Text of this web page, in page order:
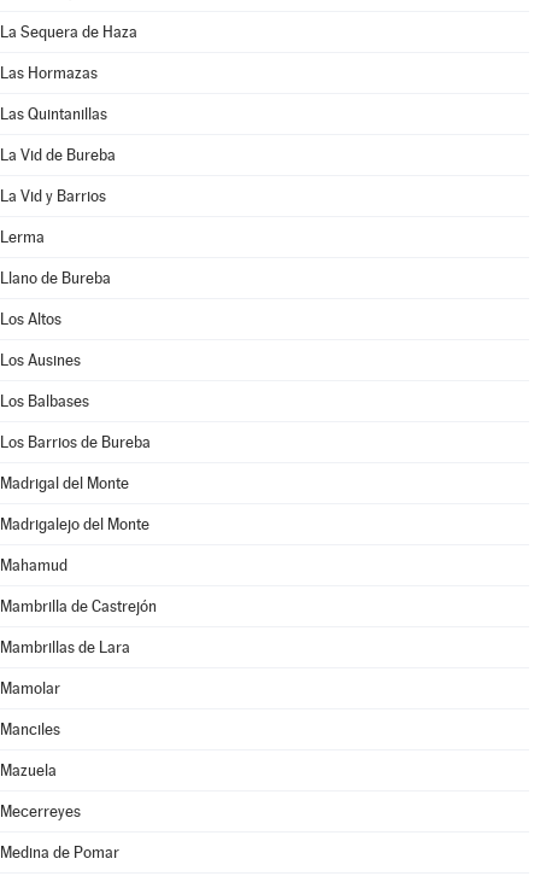
La Sequera de Haza
Las Hormazas
Las Quintanillas
La Vid de Bureba
La Vid y Barrios
Lerma
Llano de Bureba
Los Altos
Los Ausines
Los Balbases
Los Barrios de Bureba
Madrigal del Monte
Madrigalejo del Monte
Mahamud
Mambrilla de Castrejón
Mambrillas de Lara
Mamolar
Manciles
Mazuela
Mecerreyes
Medina de Pomar